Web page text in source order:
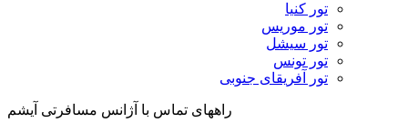
تور کنیا
تور موریس
تور سیشل
تور تونس
تور آفریقای جنوبی
راههای تماس با آژانس مسافرتی آیشم